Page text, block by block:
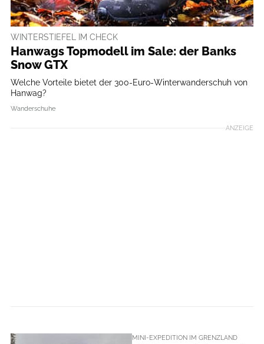
WINTERSTIEFEL IM CHECK
Hanwags Topmodell im Sale: der Banks
Snow GTX
Welche Vorteile bietet der 300-Euro-Winterwanderschuh von
Hanwag?
Wanderschuhe
ANZEIGE
MINI-EXPEDITION IM GRENZLAND